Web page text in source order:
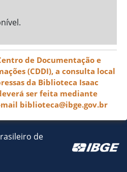
de Documentação e
(CDDI), a consulta local
da Biblioteca Isaac
ser feita mediante
biblioteca@ibge.gov.br
de